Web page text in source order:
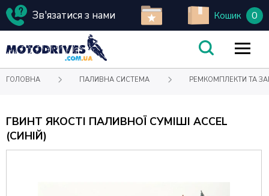
Зв'язатися з нами Кошик 0
ГОЛОВНА ПАЛИВНА СИСТЕМА РЕМКОМПЛЕКТИ ТА
ГВИНТ ЯКОСТІ ПАЛИВНОЇ СУМІШІ ACCEL
(СИНІЙ)